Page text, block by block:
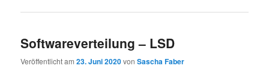
Softwareverteilung – LSD
Veröffentlicht am23. Juni 2020vonSascha Faber